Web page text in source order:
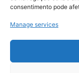
consentimento pode
Manage services